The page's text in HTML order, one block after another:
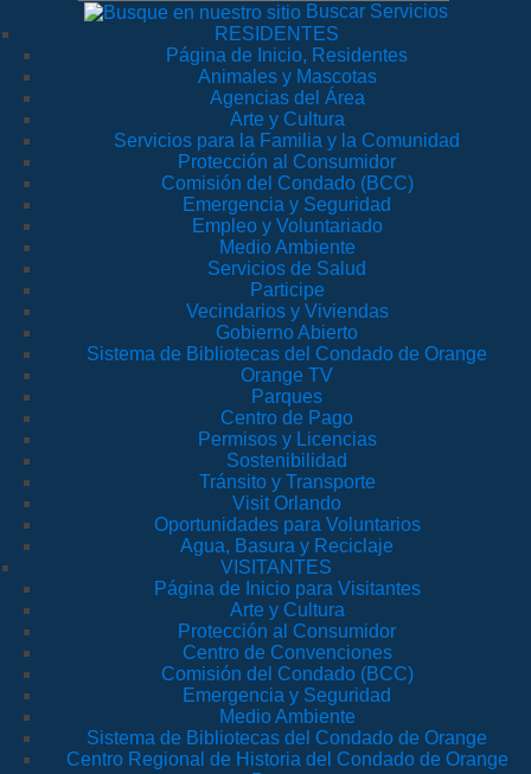
Buscar Servicios
RESIDENTES
Página de Inicio, Residentes
Animales y Mascotas
Agencias del Área
Arte y Cultura
Servicios para la Familia y la Comunidad
Protección al Consumidor
Comisión del Condado (BCC)
Emergencia y Seguridad
Empleo y Voluntariado
Medio Ambiente
Servicios de Salud
Participe
Vecindarios y Viviendas
Gobierno Abierto
Sistema de Bibliotecas del Condado de Orange
Orange TV
Parques
Centro de Pago
Permisos y Licencias
Sostenibilidad
Tránsito y Transporte
Visit Orlando
Oportunidades para Voluntarios
Agua, Basura y Reciclaje
VISITANTES
Página de Inicio para Visitantes
Arte y Cultura
Protección al Consumidor
Centro de Convenciones
Comisión del Condado (BCC)
Emergencia y Seguridad
Medio Ambiente
Sistema de Bibliotecas del Condado de Orange
Centro Regional de Historia del Condado de Orange